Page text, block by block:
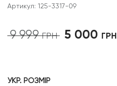
Артикул: 125-3317-09
9 999ГРН
Оригінальна
5 000 ГРН
УКР. РОЗМІР